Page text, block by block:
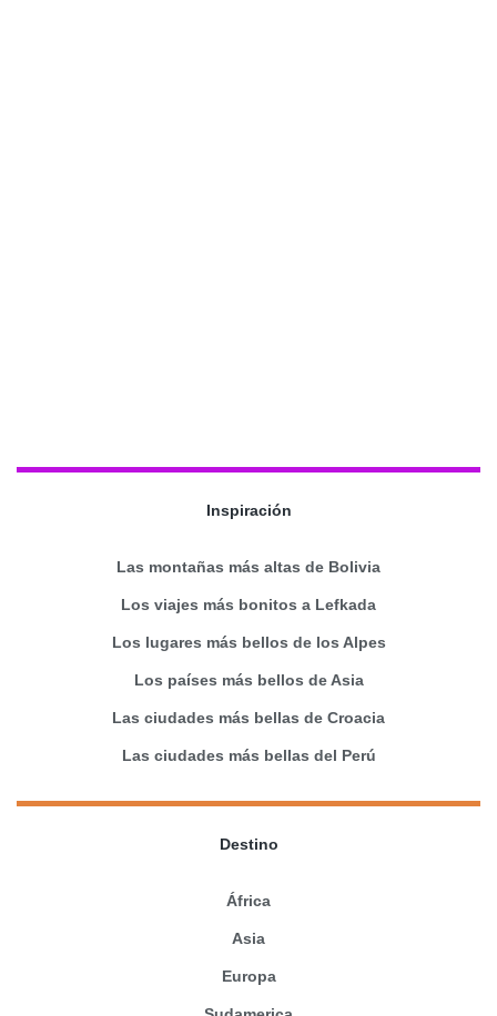
Inspiración
Las montañas más altas de Bolivia
Los viajes más bonitos a Lefkada
Los lugares más bellos de los Alpes
Los países más bellos de Asia
Las ciudades más bellas de Croacia
Las ciudades más bellas del Perú
Destino
África
Asia
Europa